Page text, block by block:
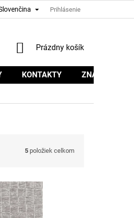
Prihlásenie
NÁKUPNÝ
Prázdny košík
KONTAKTY ZNAČKY
5 položiek celkom